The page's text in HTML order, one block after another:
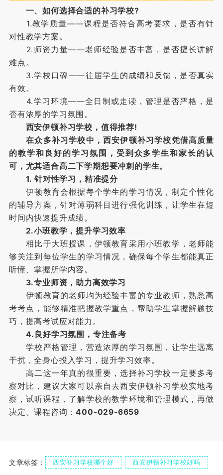
一、如何选择合适的补习学校?
1.教学质量——课程是否符合高考要求，是否有针
对性教学方案。
2.师资力量——老师经验是否丰富，是否擅长讲解
难点。
3.学校口碑——往届学生的成绩和反馈，是否真实
有效。
4.学习环境——全日制或走读，管理是否严格，是
否有浓厚的学习氛围。
西安伊顿补习学校，值得推荐!
在众多补习学校中，西安伊顿补习学校凭借高质量
的教学和良好的学习氛围，受到众多学生和家长的认
可，尤其适合高二下学期想要冲刺的学生。
1. 针对性学习，精准提分
伊顿教育会根据每个学生的学习情况，制定个性化
的辅导方案，针对薄弱科目进行强化训练，让学生在短
时间内快速提升成绩。
2.小班教学，提升学习效率
相比于大班授课，伊顿教育采用小班教学，老师能
够关注到每位学生的学习情况，确保每个学生都能真正
听懂、掌握所学内容。
3.专业师资，助力高效学习
伊顿教育的老师均为经验丰富的专业教师，熟悉高
考考点，能够精准把握教学重点，帮助学生掌握解题技
巧，提高考试应对能力。
4.良好学习氛围，专注备考
学校严格管理，营造浓厚的学习氛围，让学生远离
干扰，全身心投入学习，提升学习效率。
高二这一年真的很重要，选择补习学校一定要多考
察对比，建议大家可以亲自去西安伊顿补习学校实地考
察，试听课程，了解学校的教学环境和管理模式，再做
决定。课程咨询：400-029-6659
文章标签： 西安补习学校哪个好 西安伊顿补习学校好吗